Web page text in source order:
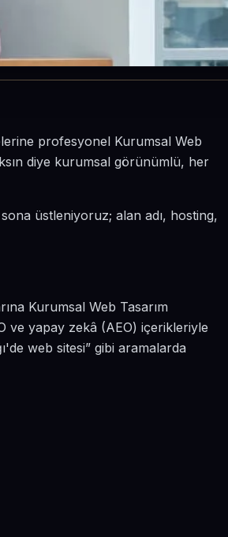
profesyonel Kurumsal Web
diye kurumsal görünümlü, her
üstleniyoruz; alan adı, hosting,
Kurumsal Web Tasarım
ve yapay zekâ (AEO) içerikleriyle
web sitesi” gibi aramalarda